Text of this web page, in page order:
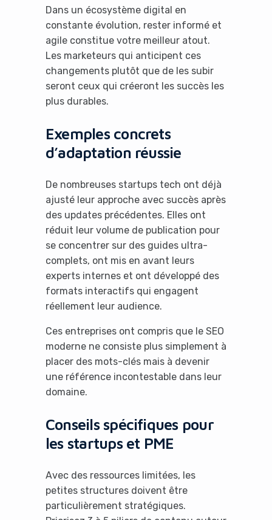
Dans un écosystème digital en
constante évolution, rester informé et
agile constitue votre meilleur atout.
Les marketeurs qui anticipent ces
changements plutôt que de les subir
seront ceux qui créeront les succès les
plus durables.
Exemples concrets
d’adaptation réussie
De nombreuses startups tech ont déjà
ajusté leur approche avec succès après
des updates précédentes. Elles ont
réduit leur volume de publication pour
se concentrer sur des guides ultra-
complets, ont mis en avant leurs
experts internes et ont développé des
formats interactifs qui engagent
réellement leur audience.
Ces entreprises ont compris que le SEO
moderne ne consiste plus simplement à
placer des mots-clés mais à devenir
une référence incontestable dans leur
domaine.
Conseils spécifiques pour
les startups et PME
Avec des ressources limitées, les
petites structures doivent être
particulièrement stratégiques.